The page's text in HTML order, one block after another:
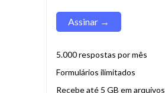
Assinar →
5.000 respostas por mês
Formulários ilimitados
Recebe até 5 GB em arquivos